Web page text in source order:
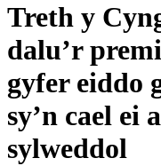
Treth y
dalu’r
gyfer eiddo
sy’n cael ei
sylweddol